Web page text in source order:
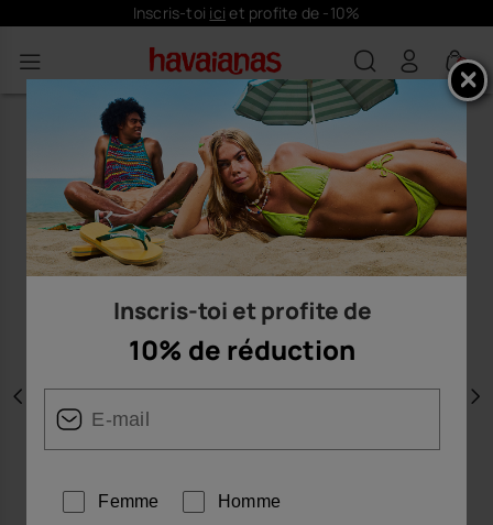
Inscris-toi ici et profite de -10%
0
Précédent
Inscris-toi et profite de
10% de réduction
Femme Homme